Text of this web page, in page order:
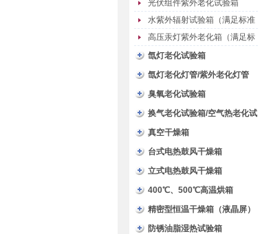
GB/T16776）
光伏组件紫外老化试验箱
水紫外辐射试验箱（满足标准
JC485-1992）
高压汞灯紫外老化箱（满足标
准GB/T16777）
氙灯老化试验箱
氙灯老化灯管/紫外老化灯管
（耗材）
臭氧老化试验箱
换气老化试验箱/空气热老化试
验箱
真空干燥箱
台式电热鼓风干燥箱
立式电热鼓风干燥箱
400℃、500℃高温烘箱
精密型恒温干燥箱（液晶屏）
防锈油脂湿热试验箱